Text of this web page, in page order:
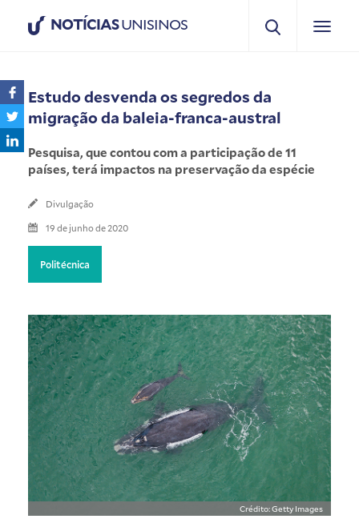
NOTÍCIASUNISINOS
Estudo desvenda os segredos da
migração da baleia-franca-austral
Pesquisa, que contou com a participação de 11
países, terá impactos na preservação da espécie
Divulgação
19 de junho de 2020
Politécnica
Crédito: Getty Images